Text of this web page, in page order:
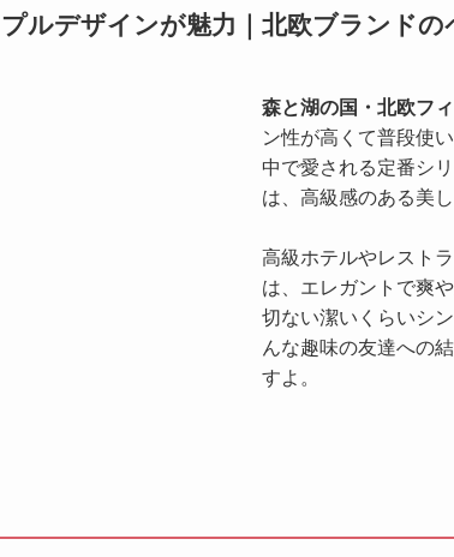
ルデザインが魅力｜北欧ブランドの
森と湖の国・北欧フ
ン性が高くて普段使
中で愛される定番シ
は、高級感のある美
高級ホテルやレスト
は、エレガントで爽
切ない潔いくらいシ
んな趣味の友達への
すよ。